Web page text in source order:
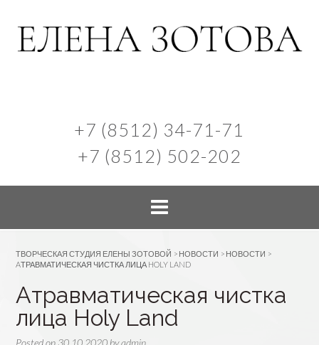
+7 (8512) 34-71-71
+7 (8512) 502-202
ТВОРЧЕСКАЯ СТУДИЯ ЕЛЕНЫ ЗОТОВОЙ > НОВОСТИ > НОВОСТИ >
AТРАВМАТИЧЕСКАЯ ЧИСТКА ЛИЦА HOLY LAND
Aтравматическая чистка
лица Holy Land